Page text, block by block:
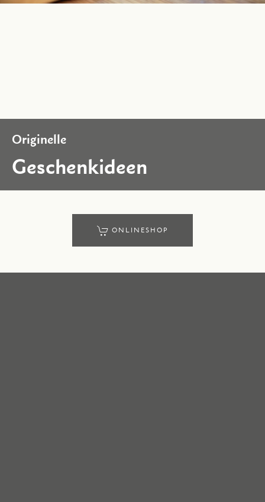
Originelle
Geschenkideen
ONLINESHOP